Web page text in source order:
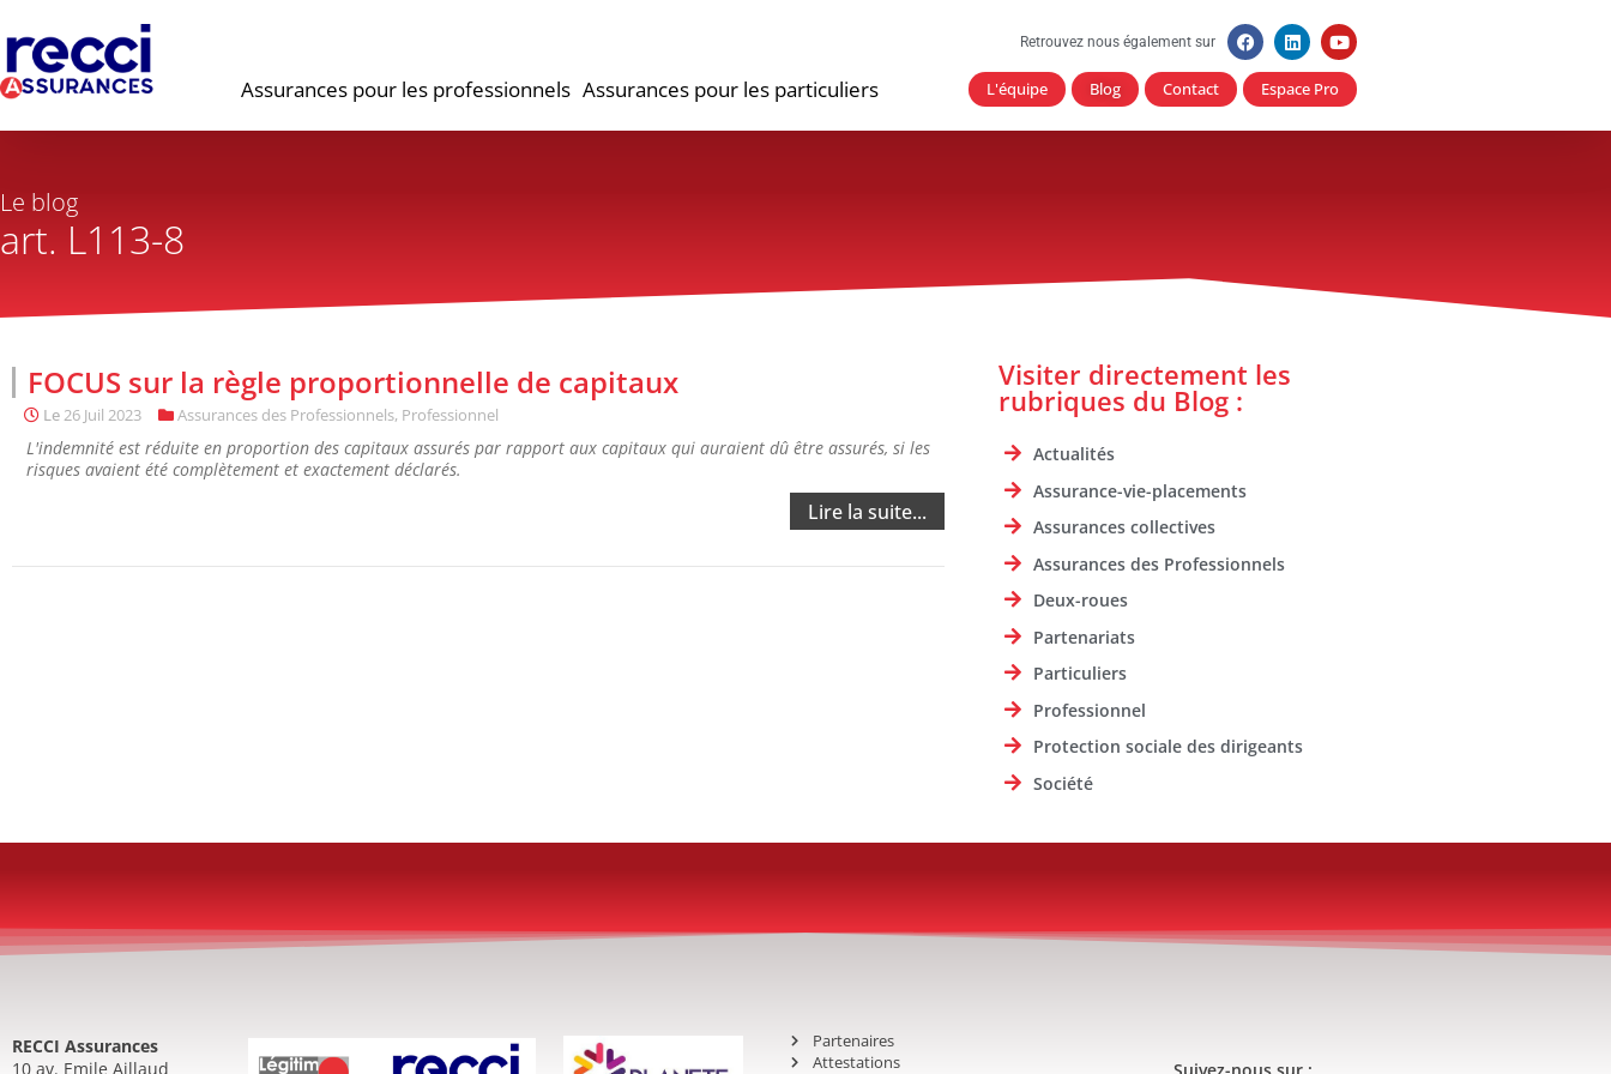
Assurances pour les professionnels Assurances pour les particuliers
Retrouvez nous également sur
L'équipe Blog Contact Espace Pro
Le blog
art. L113-8
FOCUS sur la règle proportionnelle de capitaux
Le26 Juil 2023 Assurances des Professionnels, Professionnel
L'indemnité est réduite en proportion des capitaux assurés par rapport aux capitaux qui auraient dû être assurés, si les
risques avaient été complètement et exactement déclarés.
Lire la suite...
Visiter directement les
rubriques du Blog :
Actualités
Assurance-vie-placements
Assurances collectives
Assurances des Professionnels
Deux-roues
Partenariats
Particuliers
Professionnel
Protection sociale des dirigeants
Société
RECCI Assurances
10 av. Emile Aillaud
Partenaires
Attestations
Suivez-nous sur :